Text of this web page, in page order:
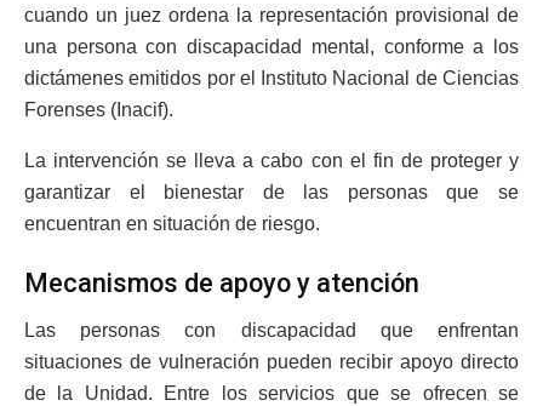
cuando un juez ordena la representación provisional de
una persona con discapacidad mental, conforme a los
dictámenes emitidos por el Instituto Nacional de Ciencias
Forenses (Inacif).
La intervención se lleva a cabo con el fin de proteger y
garantizar el bienestar de las personas que se
encuentran en situación de riesgo.
Mecanismos de apoyo y atención
Las personas con discapacidad que enfrentan
situaciones de vulneración pueden recibir apoyo directo
de la Unidad. Entre los servicios que se ofrecen se